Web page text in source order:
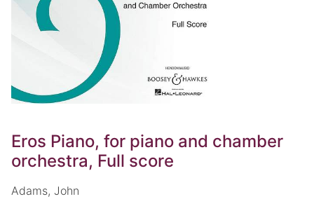
Eros Piano, for piano and chamber
orchestra, Full score
Adams, John